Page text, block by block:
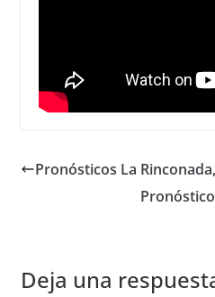
Pronósticos La
Deja una